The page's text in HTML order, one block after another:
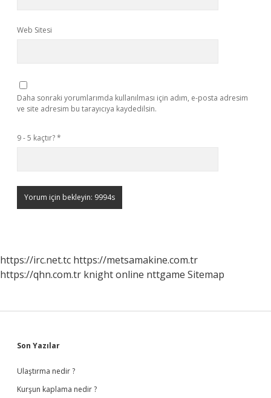
Web Sitesi
Daha sonraki yorumlarımda kullanılması için adım, e-posta adresim
ve site adresim bu tarayıcıya kaydedilsin.
9 - 5 kaçtır?*
https://irc.net.tc https://metsamakine.com.tr
https://qhn.com.tr knight online nttgame Sitemap
Sidebar
Son Yazılar
Ulaştırma nedir ?
Kurşun kaplama nedir ?